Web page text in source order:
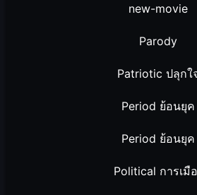
new-movie
Parody
Patriotic ปลุกใ
Period ย้อนยุค
Period ย้อนยุค
Political การเมื